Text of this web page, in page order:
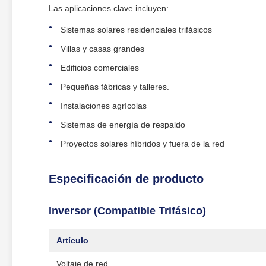
Las aplicaciones clave incluyen:
Sistemas solares residenciales trifásicos
Villas y casas grandes
Edificios comerciales
Pequeñas fábricas y talleres.
Instalaciones agrícolas
Sistemas de energía de respaldo
Proyectos solares híbridos y fuera de la red
Especificación de producto
Inversor (Compatible Trifásico)
Artículo
Voltaje de red